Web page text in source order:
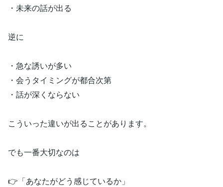
・未来の話が出る
逆に
・急な誘いが多い
・会うタイミングが都合次第
・話が深くならない
こういった違いが出ることがあります。
でも一番大切なのは
👉「あなたがどう感じているか」